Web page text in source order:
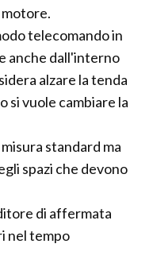
motore.
telecomando in
anche dall'interno
alzare la tenda
si vuole cambiare la
standard ma
spazi che devono
di affermata
nel tempo